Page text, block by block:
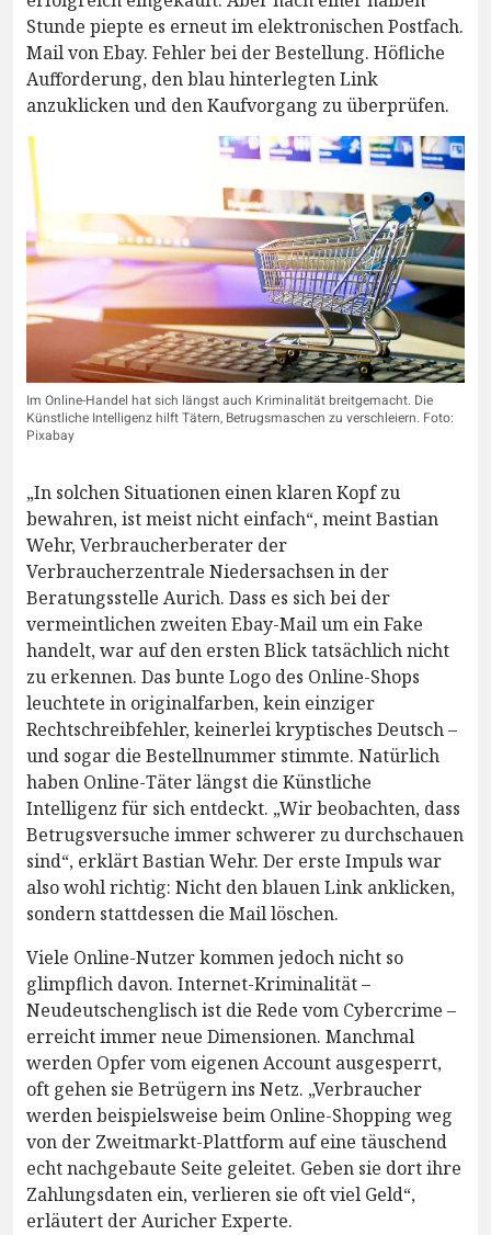
Stunde piepte es erneut im elektronischen Postfach.
Mail von Ebay. Fehler bei der Bestellung. Höfliche
Aufforderung, den blau hinterlegten Link
anzuklicken und den Kaufvorgang zu überprüfen.
Im Online-Handel hat sich längst auch Kriminalität breitgemacht. Die
Künstliche Intelligenz hilft Tätern, Betrugsmaschen zu verschleiern. Foto:
Pixabay
„In solchen Situationen einen klaren Kopf zu
bewahren, ist meist nicht einfach“, meint Bastian
Wehr, Verbraucherberater der
Verbraucherzentrale Niedersachsen in der
Beratungsstelle Aurich. Dass es sich bei der
vermeintlichen zweiten Ebay-Mail um ein Fake
handelt, war auf den ersten Blick tatsächlich nicht
zu erkennen. Das bunte Logo des Online-Shops
leuchtete in originalfarben, kein einziger
Rechtschreibfehler, keinerlei kryptisches Deutsch –
und sogar die Bestellnummer stimmte. Natürlich
haben Online-Täter längst die Künstliche
Intelligenz für sich entdeckt. „Wir beobachten, dass
Betrugsversuche immer schwerer zu durchschauen
sind“, erklärt Bastian Wehr. Der erste Impuls war
also wohl richtig: Nicht den blauen Link anklicken,
sondern stattdessen die Mail löschen.
Viele Online-Nutzer kommen jedoch nicht so
glimpflich davon. Internet-Kriminalität –
Neudeutschenglisch ist die Rede vom Cybercrime –
erreicht immer neue Dimensionen. Manchmal
werden Opfer vom eigenen Account ausgesperrt,
oft gehen sie Betrügern ins Netz. „Verbraucher
werden beispielsweise beim Online-Shopping weg
von der Zweitmarkt-Plattform auf eine täuschend
echt nachgebaute Seite geleitet. Geben sie dort ihre
Zahlungsdaten ein, verlieren sie oft viel Geld“,
erläutert der Auricher Experte.